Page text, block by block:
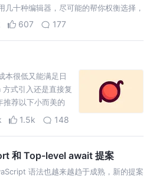
几十种编辑器，尽可能的帮你权衡选择，
607 177
本很低又能满足日
式引入还是直接复
荐以下小而美的
与 lodash，更
1.5k 148
和 Top-level await 提案
语法也越来越趋于成熟，新的提案